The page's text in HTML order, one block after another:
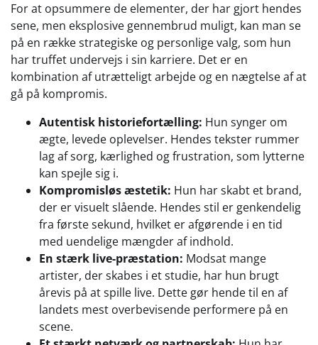
For at opsummere de elementer, der har gjort hendes
sene, men eksplosive gennembrud muligt, kan man se
på en række strategiske og personlige valg, som hun
har truffet undervejs i sin karriere. Det er en
kombination af utrætteligt arbejde og en nægtelse af at
gå på kompromis.
Autentisk historiefortælling: Hun synger om
ægte, levede oplevelser. Hendes tekster rummer
lag af sorg, kærlighed og frustration, som lytterne
kan spejle sig i.
Kompromisløs æstetik: Hun har skabt et brand,
der er visuelt slående. Hendes stil er genkendelig
fra første sekund, hvilket er afgørende i en tid
med uendelige mængder af indhold.
En stærk live-præstation: Modsat mange
artister, der skabes i et studie, har hun brugt
årevis på at spille live. Dette gør hende til en af
landets mest overbevisende performere på en
scene.